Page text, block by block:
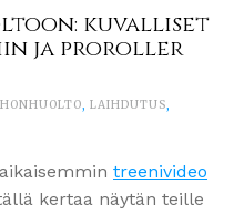
kuvalliset
ja proroller
LAIHDUTUS
treenivideo
kertaa näytän teille